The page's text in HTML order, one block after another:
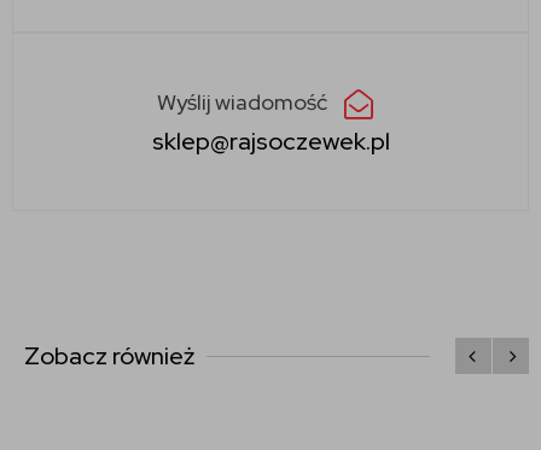
Wyślij wiadomość
sklep@rajsoczewek.pl
Zobacz również